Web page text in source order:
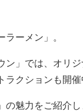
ーメン」。
」では、オリ
クションも開催
魅力をご紹介し